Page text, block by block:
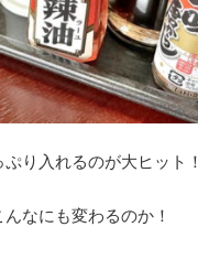
り入れるのが大ヒット！
なにも変わるのか！